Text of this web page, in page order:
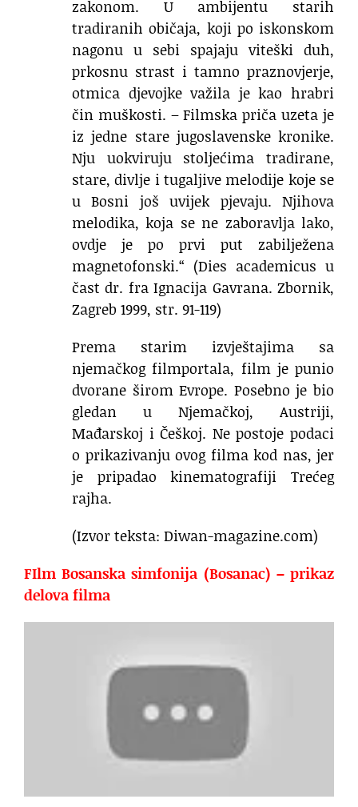
zakonom. U ambijentu starih
tradiranih običaja, koji po iskonskom
nagonu u sebi spajaju viteški duh,
prkosnu strast i tamno praznovjerje,
otmica djevojke važila je kao hrabri
čin muškosti. – Filmska priča uzeta je
iz jedne stare jugoslavenske kronike.
Nju uokviruju stoljećima tradirane,
stare, divlje i tugaljive melodije koje se
u Bosni još uvijek pjevaju. Njihova
melodika, koja se ne zaboravlja lako,
ovdje je po prvi put zabilježena
magnetofonski.“ (Dies academicus u
čast dr. fra Ignacija Gavrana. Zbornik,
Zagreb 1999, str. 91-119)
Prema starim izvještajima sa
njemačkog filmportala, film je punio
dvorane širom Evrope. Posebno je bio
gledan u Njemačkoj, Austriji,
Mađarskoj i Češkoj. Ne postoje podaci
o prikazivanju ovog filma kod nas, jer
je pripadao kinematografiji Trećeg
rajha.
(Izvor teksta: Diwan-magazine.com)
FIlm Bosanska simfonija (Bosanac) – prikaz
delova filma